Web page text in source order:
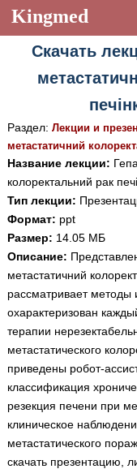
Kingmed
Учебный материал
Видеогалерея 899
Истории болезней
Лекции и
Аккредитационные
Методические
Научно-популярное
Статьи
Новости (244)
Медицинская
Нормативы
Нормы
исследований
Восстановить пароль
Регистрация
Скачать
Раздел: Лекции и
метастатичний
Название лекции:
колоректальний рак
Тип лекции:
Формат: ppt
Размер: 14.05 МБ
Описание:
метастатичний
рассматривает методы
охарактеризован
терапии
метастатического
приведены робот-
классификация
резекция печени при
клиническое
метастатического
скачать презентацию,